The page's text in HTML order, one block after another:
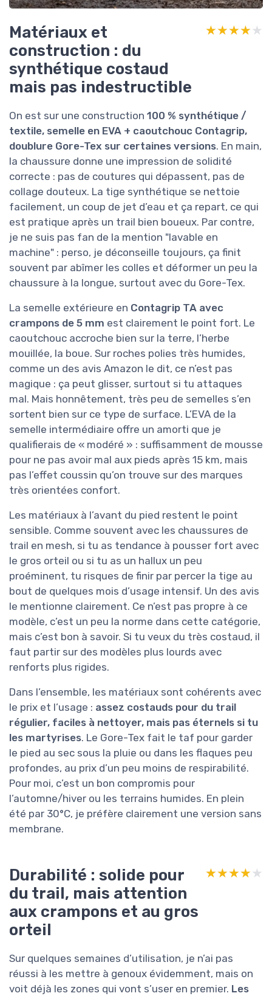
Matériaux et
construction : du
synthétique costaud
mais pas indestructible
★★★★★
★★★★★
On est sur une construction 100 % synthétique /
textile, semelle en EVA + caoutchouc Contagrip,
doublure Gore-Tex sur certaines versions. En main,
la chaussure donne une impression de solidité
correcte : pas de coutures qui dépassent, pas de
collage douteux. La tige synthétique se nettoie
facilement, un coup de jet d’eau et ça repart, ce qui
est pratique après un trail bien boueux. Par contre,
je ne suis pas fan de la mention "lavable en
machine" : perso, je déconseille toujours, ça finit
souvent par abîmer les colles et déformer un peu la
chaussure à la longue, surtout avec du Gore-Tex.
La semelle extérieure en Contagrip TA avec
crampons de 5 mm est clairement le point fort. Le
caoutchouc accroche bien sur la terre, l’herbe
mouillée, la boue. Sur roches polies très humides,
comme un des avis Amazon le dit, ce n’est pas
magique : ça peut glisser, surtout si tu attaques
mal. Mais honnêtement, très peu de semelles s’en
sortent bien sur ce type de surface. L’EVA de la
semelle intermédiaire offre un amorti que je
qualifierais de « modéré » : suffisamment de mousse
pour ne pas avoir mal aux pieds après 15 km, mais
pas l’effet coussin qu’on trouve sur des marques
très orientées confort.
Les matériaux à l’avant du pied restent le point
sensible. Comme souvent avec les chaussures de
trail en mesh, si tu as tendance à pousser fort avec
le gros orteil ou si tu as un hallux un peu
proéminent, tu risques de finir par percer la tige au
bout de quelques mois d’usage intensif. Un des avis
le mentionne clairement. Ce n’est pas propre à ce
modèle, c’est un peu la norme dans cette catégorie,
mais c’est bon à savoir. Si tu veux du très costaud, il
faut partir sur des modèles plus lourds avec
renforts plus rigides.
Dans l’ensemble, les matériaux sont cohérents avec
le prix et l’usage : assez costauds pour du trail
régulier, faciles à nettoyer, mais pas éternels si tu
les martyrises. Le Gore-Tex fait le taf pour garder
le pied au sec sous la pluie ou dans les flaques peu
profondes, au prix d’un peu moins de respirabilité.
Pour moi, c’est un bon compromis pour
l’automne/hiver ou les terrains humides. En plein
été par 30°C, je préfère clairement une version sans
membrane.
Durabilité : solide pour
du trail, mais attention
aux crampons et au gros
orteil
★★★★★
★★★★★
Sur quelques semaines d’utilisation, je n’ai pas
réussi à les mettre à genoux évidemment, mais on
voit déjà les zones qui vont s’user en premier. Les